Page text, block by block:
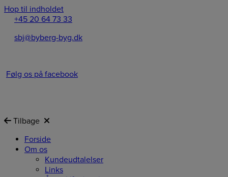
Hop til indholdet
+45 20 64 73 33
sbj@byberg-byg.dk
Følg os på facebook
Tilbage
Forside
Om os
Kundeudtalelser
Links